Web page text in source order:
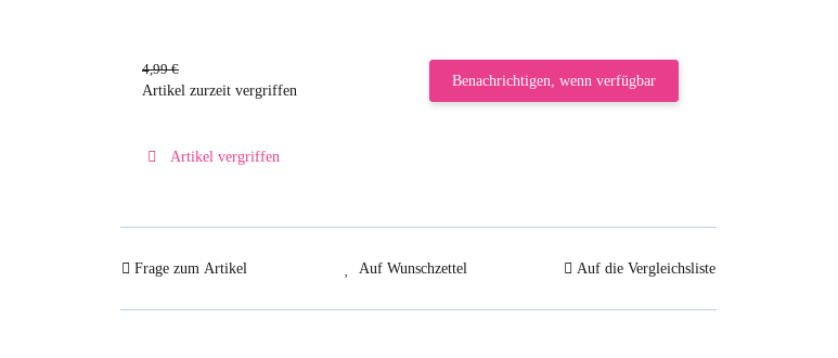
4,99 €
Artikel zurzeit vergriffen
Artikel vergriffen
Benachrichtigen, wenn verfügbar
Frage zum Artikel Auf Wunschzettel Auf die Vergleichsliste